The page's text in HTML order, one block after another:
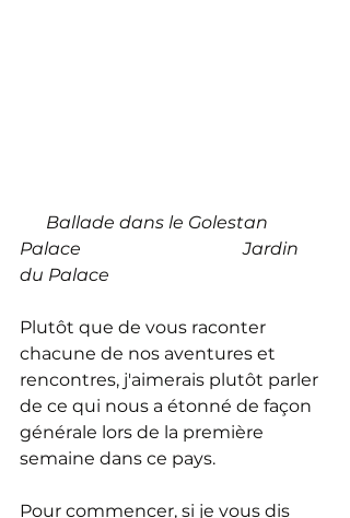
Palace                                     Jardin
du Palace
Plutôt que de vous raconter
chacune de nos aventures et
rencontres, j'aimerais plutôt parler
de ce qui nous a étonné de façon
générale lors de la première
semaine dans ce pays.
Pour commencer, si je vous dis